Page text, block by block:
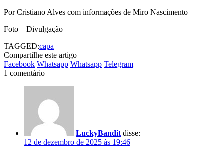
Por Cristiano Alves com informações de Miro Nascimento
Foto – Divulgação
TAGGED:capa
Compartilhe este artigo
Facebook Whatsapp Whatsapp Telegram
1 comentário
LuckyBandit disse:
12 de dezembro de 2025 às 19:46